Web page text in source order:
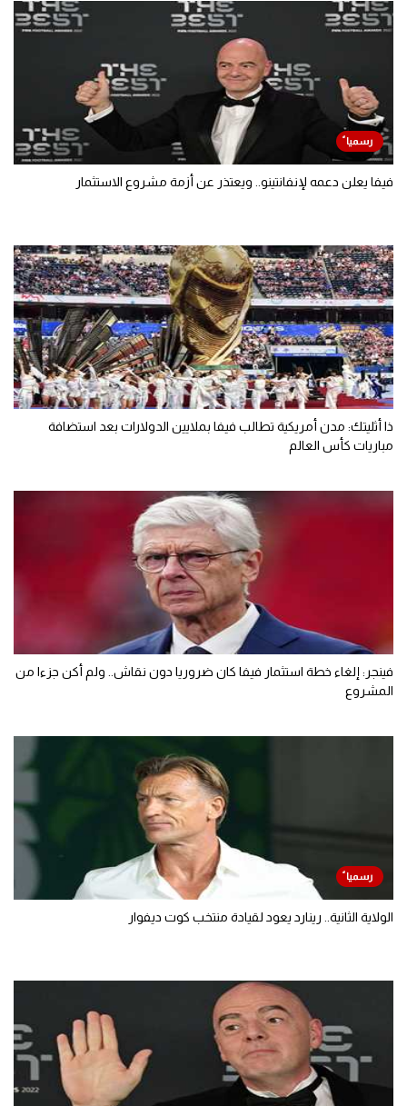
فيفا يعلن دعمه لإنفانتينو.. ويعتذر عن أزمة مشروع الاستثمار
ذا أثليتك: مدن أمريكية تطالب فيفا بملايين الدولارات بعد استضافة
مباريات كأس العالم
فينجر: إلغاء خطة استثمار فيفا كان ضروريا دون نقاش.. ولم أكن جزءا من
المشروع
الولاية الثانية.. رينارد يعود لقيادة منتخب كوت ديفوار